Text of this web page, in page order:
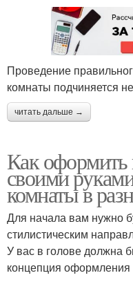
Проведение
комнаты подчиняется
читать дальше →
Как
своими
комнаты в
Для начала вам нужно
стилистическим
У вас в голове должна
концепция